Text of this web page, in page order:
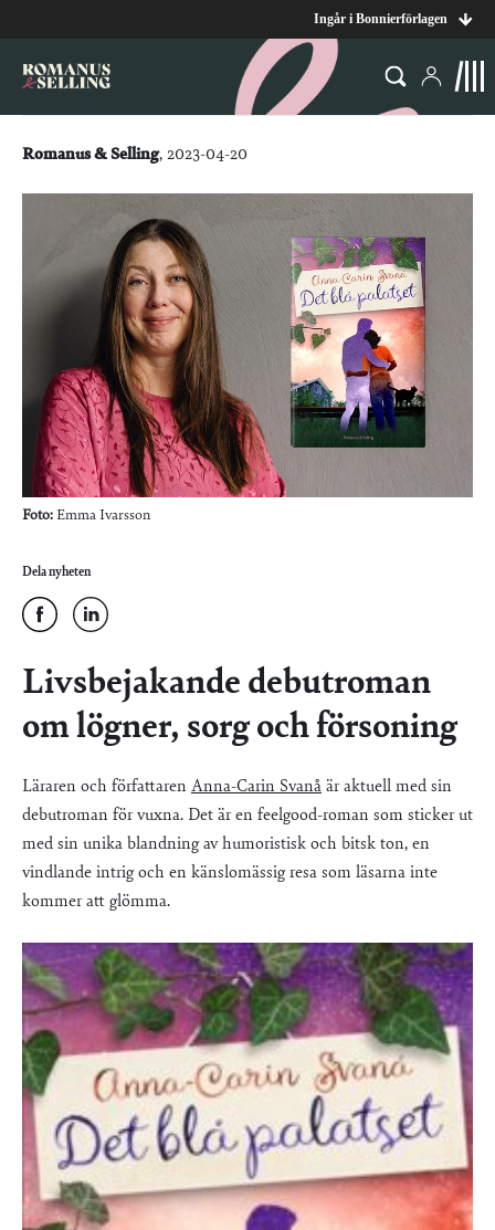
Ingår i Bonnierförlagen
Romanus & Selling, 2023-04-20
Foto: Emma Ivarsson
Dela nyheten
Livsbejakande debutroman
om lögner, sorg och försoning
Läraren och författaren Anna-Carin Svanå är aktuell med sin
debutroman för vuxna. Det är en feelgood-roman som sticker ut
med sin unika blandning av humoristisk och bitsk ton, en
vindlande intrig och en känslomässig resa som läsarna inte
kommer att glömma.